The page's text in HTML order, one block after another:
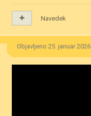
Navedek
Objavljeno25. januar 2026